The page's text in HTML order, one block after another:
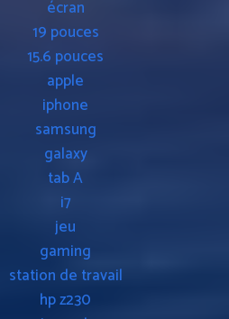
écran
19 pouces
15.6 pouces
apple
iphone
samsung
galaxy
tab A
i7
jeu
gaming
station de travail
hp z230